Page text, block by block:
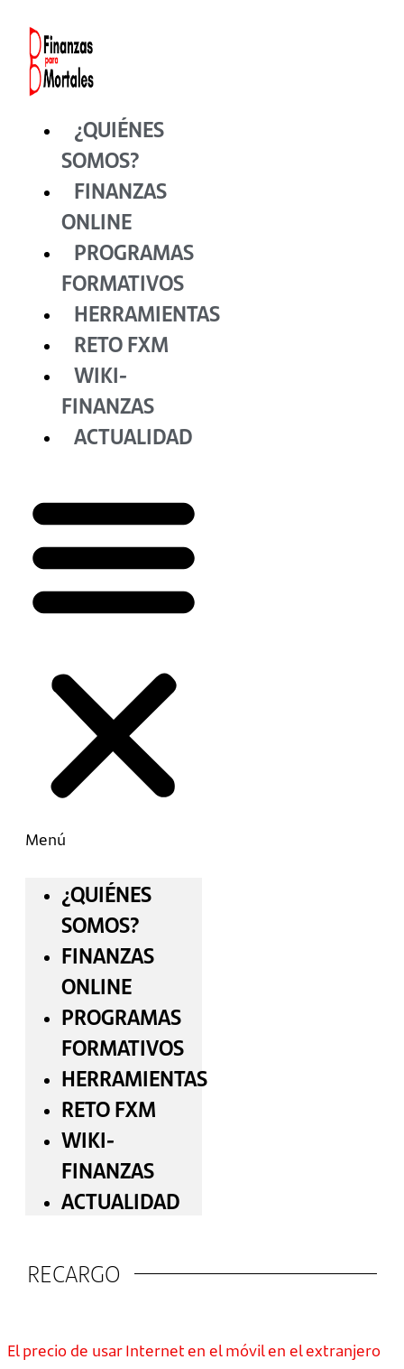
contenido
¿QUIÉNES
SOMOS?
FINANZAS
ONLINE
PROGRAMAS
FORMATIVOS
HERRAMIENTAS
RETO FXM
WIKI-
FINANZAS
ACTUALIDAD
Menú
¿QUIÉNES
SOMOS?
FINANZAS
ONLINE
PROGRAMAS
FORMATIVOS
HERRAMIENTAS
RETO FXM
WIKI-
FINANZAS
ACTUALIDAD
RECARGO
El precio de usar Internet en el móvil en el extranjero